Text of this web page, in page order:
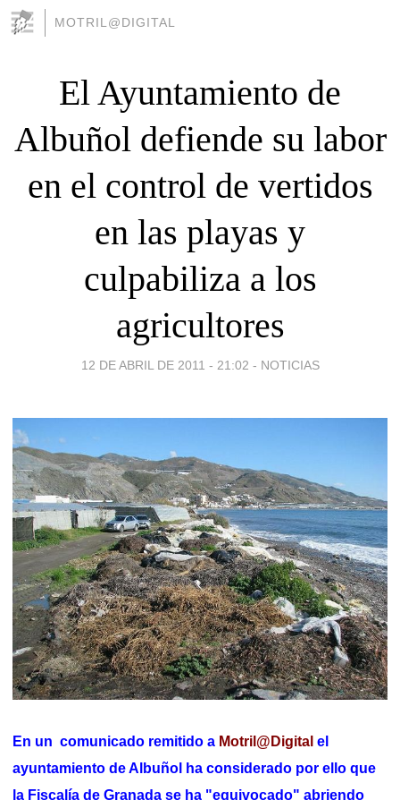
MOTRIL@DIGITAL
El Ayuntamiento de
Albuñol defiende su labor
en el control de vertidos
en las playas y
culpabiliza a los
agricultores
12 DE ABRIL DE 2011 - 21:02 - NOTICIAS
En un comunicado remitido a Motril@Digital el
ayuntamiento de Albuñol ha considerado por ello que
la Fiscalía de Granada se ha "equivocado" abriendo